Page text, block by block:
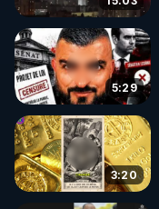
code :
▶ 30 jours gratuit
de bien-être
Rendez-vous sur
le code :
5:29
3:20